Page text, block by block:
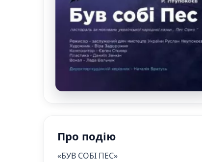
Про подію
«БУВ СОБІ ПЕС»